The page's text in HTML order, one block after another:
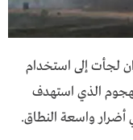
لجأت إلى استخدام
الذي استهدف
واسعة النطاق.